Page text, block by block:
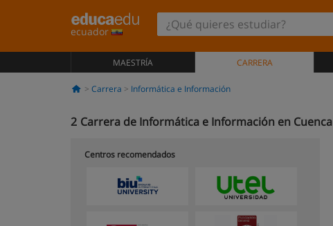
ecuador
MAESTRÍA CARRERA
Carrera Informática e Información
2 Carrera de Informática e Información en Cuenca
Centros recomendados